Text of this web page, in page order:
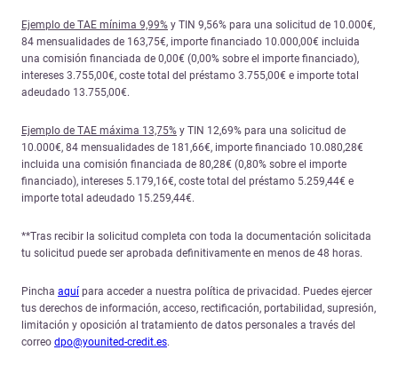
Ejemplo de TAE mínima 9,99% y TIN 9,56% para una solicitud de 10.000€,
84 mensualidades de 163,75€, importe financiado 10.000,00€ incluida
una comisión financiada de 0,00€ (0,00% sobre el importe financiado),
intereses 3.755,00€, coste total del préstamo 3.755,00€ e importe total
adeudado 13.755,00€.
Ejemplo de TAE máxima 13,75% y TIN 12,69% para una solicitud de
10.000€, 84 mensualidades de 181,66€, importe financiado 10.080,28€
incluida una comisión financiada de 80,28€ (0,80% sobre el importe
financiado), intereses 5.179,16€, coste total del préstamo 5.259,44€ e
importe total adeudado 15.259,44€.
**Tras recibir la solicitud completa con toda la documentación solicitada
tu solicitud puede ser aprobada definitivamente en menos de 48 horas.
Pincha aquí para acceder a nuestra política de privacidad. Puedes ejercer
tus derechos de información, acceso, rectificación, portabilidad, supresión,
limitación y oposición al tratamiento de datos personales a través del
correo dpo@younited-credit.es.